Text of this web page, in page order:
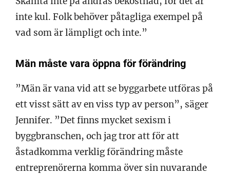
inte kul. Folk behöver påtagliga exempel på
vad som är lämpligt och inte.”
Män måste vara öppna för förändring
”Män är vana vid att se byggarbete utföras på
ett visst sätt av en viss typ av person”, säger
Jennifer. ”Det finns mycket sexism i
byggbranschen, och jag tror att för att
åstadkomma verklig förändring måste
entreprenörerna komma över sin nuvarande